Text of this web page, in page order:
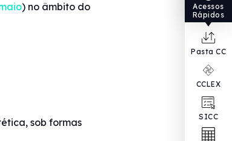
Acessos
Rápidos
Pasta CC
CCLEX
SICC
) no âmbito do
sob formas